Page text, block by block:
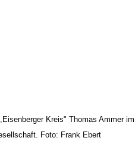
Kreis" Thomas Ammer